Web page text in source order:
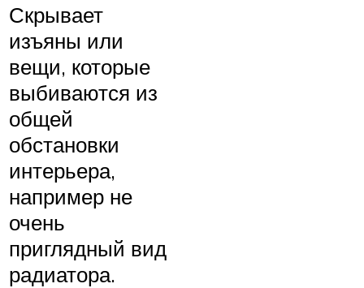
Скрывает
изъяны или
вещи, которые
выбиваются из
общей
обстановки
интерьера,
например не
очень
приглядный вид
радиатора.